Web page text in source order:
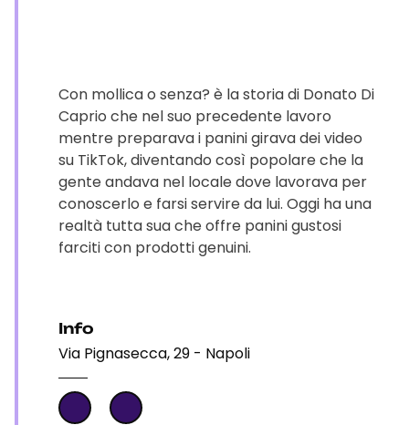
Con mollica o senza? è la storia di Donato Di
Caprio che nel suo precedente lavoro
mentre preparava i panini girava dei video
su TikTok, diventando così popolare che la
gente andava nel locale dove lavorava per
conoscerlo e farsi servire da lui. Oggi ha una
realtà tutta sua che offre panini gustosi
farciti con prodotti genuini.
Info
Via Pignasecca, 29 - Napoli